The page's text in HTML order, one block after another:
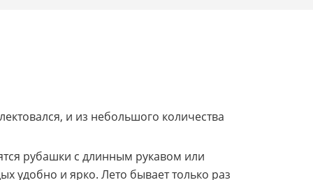
и из небольшого количества
рубашки с длинным рукавом или
удобно и ярко. Лето бывает только раз